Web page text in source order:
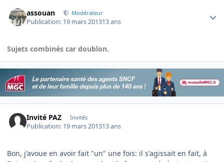
assouan Modérateur
Publication: 19 mars 201313 ans
Sujets combinés car doublon.
Invité PAZ Invités
Publication: 19 mars 201313 ans
Bon, j'avoue en avoir fait "un" une fois: il s'agissait en fait, à